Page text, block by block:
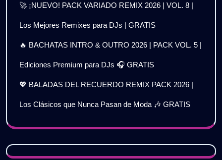
🚀 ¡NUEVO! PACK VARIADO REMIX 2026 | VOL. 8 |
Los Mejores Remixes para DJs | GRATIS
🔥 BACHATAS INTRO & OUTRO 2026 | PACK VOL. 5 |
Ediciones Premium para DJs 🎧 GRATIS
💖 BALADAS DEL RECUERDO REMIX PACK 2026 |
Los Clásicos que Nunca Pasan de Moda 🎶 GRATIS